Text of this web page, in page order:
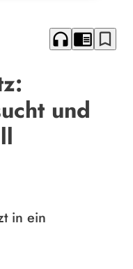
headphones chrome_reader_mode bookmark_border
und
in ein